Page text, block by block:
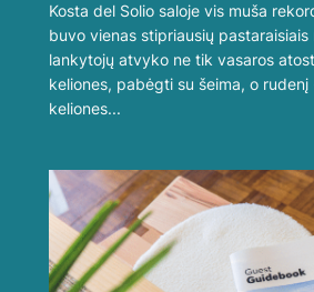
Kosta del Solio saloje vis muša
buvo vienas stipriausių pastaraisiais
lankytojų atvyko ne tik vasaros
keliones, pabėgti su šeima, o
keliones...